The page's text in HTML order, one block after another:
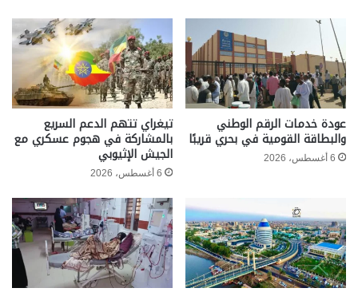
عودة خدمات الرقم الوطني
والبطاقة القومية في بحري قريبًا
6 أغسطس، 2026
تيغراي تتهم الدعم السريع
بالمشاركة في هجوم عسكري مع
الجيش الإثيوبي
6 أغسطس، 2026